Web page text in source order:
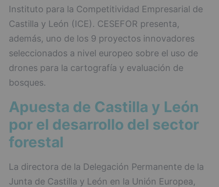
Instituto para la Competitividad Empresarial de
Castilla y León (ICE). CESEFOR presenta,
además, uno de los 9 proyectos innovadores
seleccionados a nivel europeo sobre el uso de
drones para la cartografía y evaluación de
bosques.
Apuesta de Castilla y León
por el desarrollo del sector
forestal
La directora de la Delegación Permanente de la
Junta de Castilla y León en la Unión Europea,